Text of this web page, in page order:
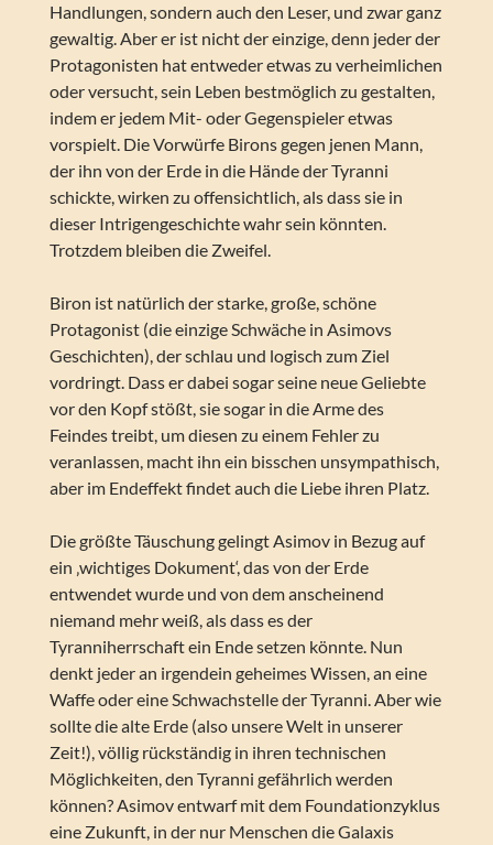
Handlungen, sondern auch den Leser, und zwar ganz
gewaltig. Aber er ist nicht der einzige, denn jeder der
Protagonisten hat entweder etwas zu verheimlichen
oder versucht, sein Leben bestmöglich zu gestalten,
indem er jedem Mit- oder Gegenspieler etwas
vorspielt. Die Vorwürfe Birons gegen jenen Mann,
der ihn von der Erde in die Hände der Tyranni
schickte, wirken zu offensichtlich, als dass sie in
dieser Intrigengeschichte wahr sein könnten.
Trotzdem bleiben die Zweifel.
Biron ist natürlich der starke, große, schöne
Protagonist (die einzige Schwäche in Asimovs
Geschichten), der schlau und logisch zum Ziel
vordringt. Dass er dabei sogar seine neue Geliebte
vor den Kopf stößt, sie sogar in die Arme des
Feindes treibt, um diesen zu einem Fehler zu
veranlassen, macht ihn ein bisschen unsympathisch,
aber im Endeffekt findet auch die Liebe ihren Platz.
Die größte Täuschung gelingt Asimov in Bezug auf
ein ‚wichtiges Dokument‘, das von der Erde
entwendet wurde und von dem anscheinend
niemand mehr weiß, als dass es der
Tyranniherrschaft ein Ende setzen könnte. Nun
denkt jeder an irgendein geheimes Wissen, an eine
Waffe oder eine Schwachstelle der Tyranni. Aber wie
sollte die alte Erde (also unsere Welt in unserer
Zeit!), völlig rückständig in ihren technischen
Möglichkeiten, den Tyranni gefährlich werden
können? Asimov entwarf mit dem Foundationzyklus
eine Zukunft, in der nur Menschen die Galaxis